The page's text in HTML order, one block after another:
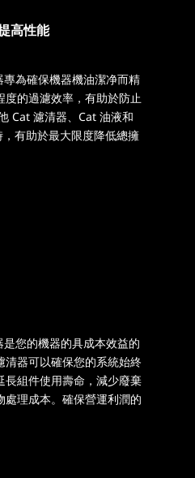
高性能
為確保機器機油潔净而精
的過濾效率，有助於防止
Cat 濾清器、Cat 油液和
有助於最大限度降低總擁
您的機器的具成本效益的
清器可以確保您的系統始終
長組件使用壽命，減少廢棄
理成本。確保營運利潤的